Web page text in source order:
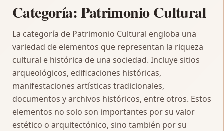
Categoría:Patrimonio Cultural
La categoría de Patrimonio Cultural engloba una
variedad de elementos que representan la riqueza
cultural e histórica de una sociedad. Incluye sitios
arqueológicos, edificaciones históricas,
manifestaciones artísticas tradicionales,
documentos y archivos históricos, entre otros. Estos
elementos no solo son importantes por su valor
estético o arquitectónico, sino también por su